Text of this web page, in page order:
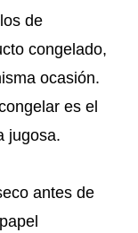
de
congelado,
ocasión.
es el
jugosa.
antes de